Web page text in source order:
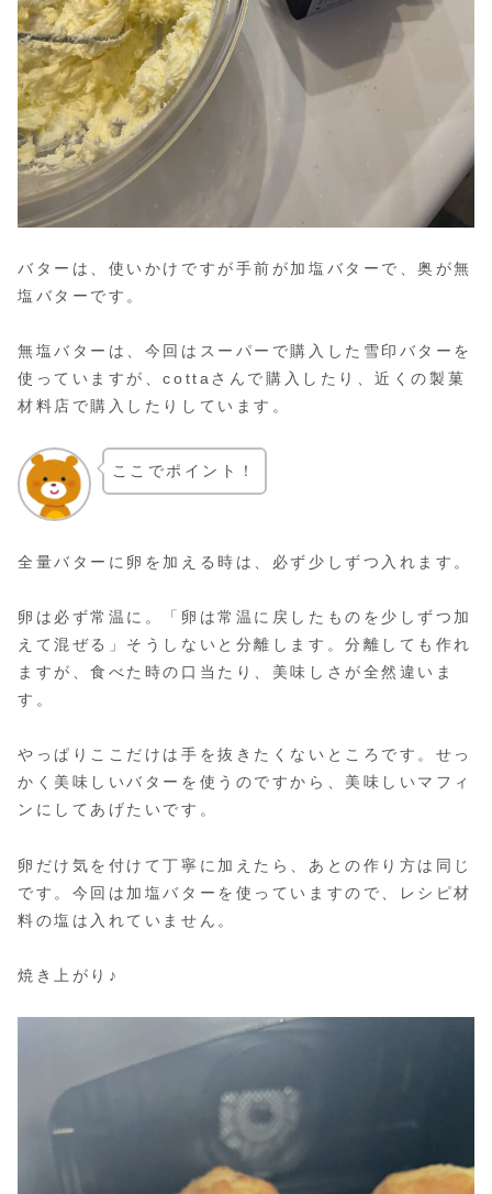
バターは、使いかけですが手前が加塩バターで、奥が無
塩バターです。
無塩バターは、今回はスーパーで購入した雪印バターを
使っていますが、cottaさんで購入したり、近くの製菓
材料店で購入したりしています。
ここでポイント！
全量バターに卵を加える時は、必ず少しずつ入れます。
卵は必ず常温に。「卵は常温に戻したものを少しずつ加
えて混ぜる」そうしないと分離します。分離しても作れ
ますが、食べた時の口当たり、美味しさが全然違いま
す。
やっぱりここだけは手を抜きたくないところです。せっ
かく美味しいバターを使うのですから、美味しいマフィ
ンにしてあげたいです。
卵だけ気を付けて丁寧に加えたら、あとの作り方は同じ
です。今回は加塩バターを使っていますので、レシピ材
料の塩は入れていません。
焼き上がり♪